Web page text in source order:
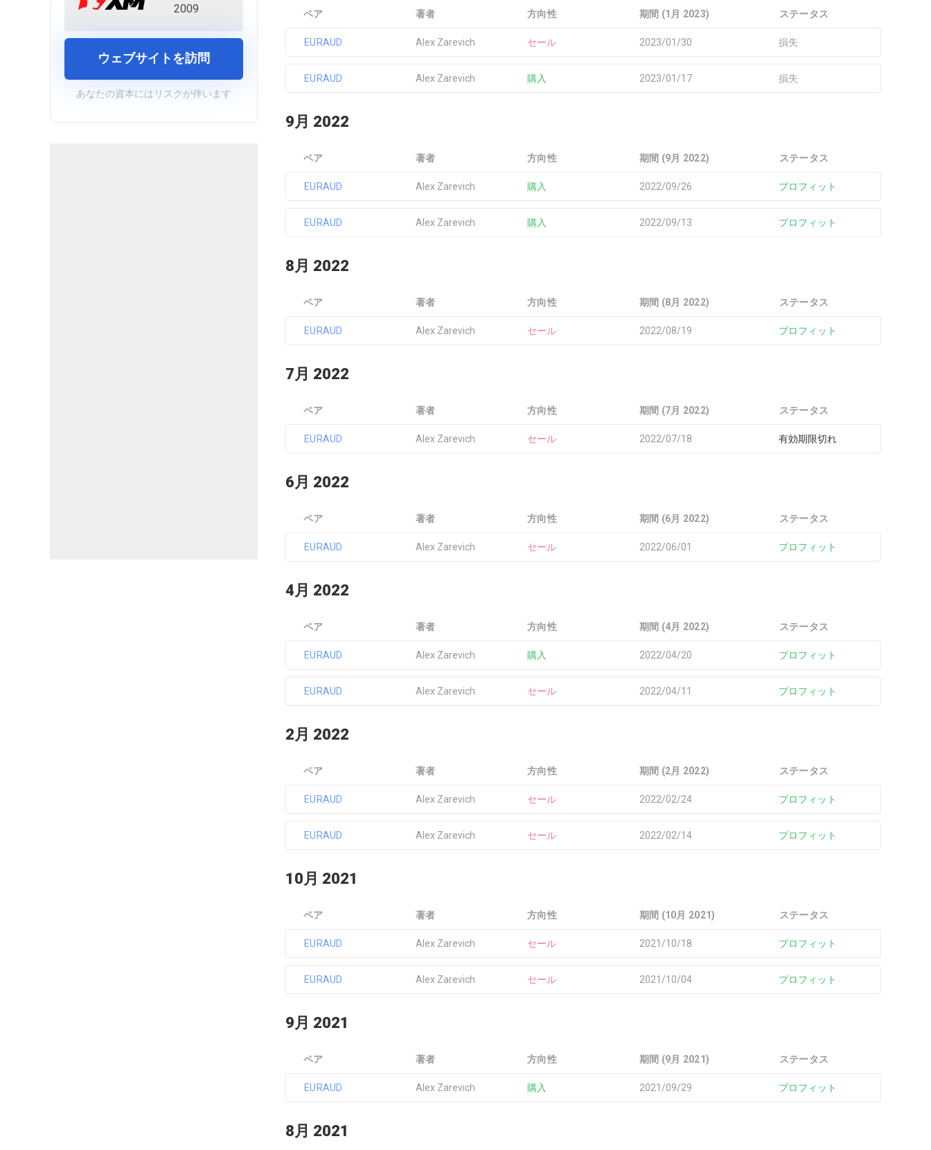
2009
ウェブサイトを訪問
あなたの資本にはリスクが伴います
ペア 著者 方向性 期間 (1月 2023) ステータス
EURAUD Alex Zarevich セール 2023/01/30 損失
EURAUD Alex Zarevich 購入 2023/01/17 損失
9月 2022
ペア 著者 方向性 期間 (9月 2022) ステータス
EURAUD Alex Zarevich 購入 2022/09/26 プロフィット
EURAUD Alex Zarevich 購入 2022/09/13 プロフィット
8月 2022
ペア 著者 方向性 期間 (8月 2022) ステータス
EURAUD Alex Zarevich セール 2022/08/19 プロフィット
7月 2022
ペア 著者 方向性 期間 (7月 2022) ステータス
EURAUD Alex Zarevich セール 2022/07/18 有効期限切れ
6月 2022
ペア 著者 方向性 期間 (6月 2022) ステータス
EURAUD Alex Zarevich セール 2022/06/01 プロフィット
4月 2022
ペア 著者 方向性 期間 (4月 2022) ステータス
EURAUD Alex Zarevich 購入 2022/04/20 プロフィット
EURAUD Alex Zarevich セール 2022/04/11 プロフィット
2月 2022
ペア 著者 方向性 期間 (2月 2022) ステータス
EURAUD Alex Zarevich セール 2022/02/24 プロフィット
EURAUD Alex Zarevich セール 2022/02/14 プロフィット
10月 2021
ペア 著者 方向性 期間 (10月 2021) ステータス
EURAUD Alex Zarevich セール 2021/10/18 プロフィット
EURAUD Alex Zarevich セール 2021/10/04 プロフィット
9月 2021
ペア 著者 方向性 期間 (9月 2021) ステータス
EURAUD Alex Zarevich 購入 2021/09/29 プロフィット
8月 2021